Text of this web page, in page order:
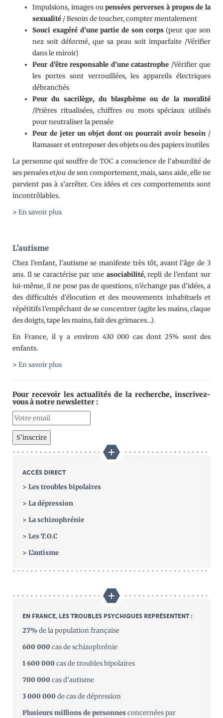
Impulsions, images oupensées perverses à propos de la
sexualité / Besoin de toucher, compter mentalement
Souci exagéré d’une partie de son corps(peur que son
nez soit déformé, que sa peau soit imparfaite /Vérifier
dans le miroir)
Peur d’être responsable d’une catastrophe /Vérifier que
les portes sont verrouillées, les appareils électriques
débranchés
Peur du sacrilège, du blasphème ou de la moralité
/Prières ritualisées, chiffres ou mots spéciaux utilisés
pour neutraliser la pensée
Peur de jeter un objet dont on pourrait avoir besoin /
Ramasser et entreposer des objets ou des papiers inutiles
La personne qui souffre de TOC a conscience de l’absurdité de
ses pensées et/ou de son comportement, mais, sans aide, elle ne
parvient pas à s’arrêter. Ces idées et ces comportements sont
incontrôlables.
> En savoir plus
L’autisme
Chez l’enfant, l’autisme se manifeste très tôt, avant l’âge de 3
ans. Il se caractérise par une asociabilité, repli de l’enfant sur
lui-même, il ne pose pas de questions, n’échange pas d’idées, a
des difficultés d’élocution et des mouvements inhabituels et
répétitifs l’empêchant de se concentrer (agite les mains, claque
des doigts, tape les mains, fait des grimaces…).
En France, il y a environ 430 000 cas dont 25% sont des
enfants.
> En savoir plus
Pour recevoir les actualités de la recherche, inscrivez-
vous à notre newsletter :
ACCÈS DIRECT
> Les troubles bipolaires
> La dépression
> La schizophrénie
> Les T.O.C
> L’autisme
EN FRANCE, LES TROUBLES PSYCHIQUES REPRÉSENTENT :
27%de la population française
600 000 cas de schizophrénie
1 600 000 cas de troubles bipolaires
700 000 cas d’autisme
3 000 000 de cas de dépression
Plusieurs millions de personnesconcernées par